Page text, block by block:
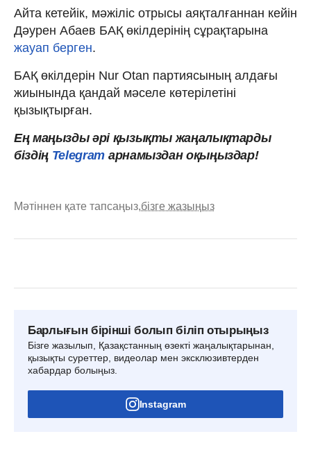
Айта кетейік, мәжіліс отрысы аяқталғаннан кейін
Дәурен Абаев БАҚ өкілдерінің сұрақтарына
жауап берген.
БАҚ өкілдерін Nur Otan партиясының алдағы
жиынында қандай мәселе көтерілетіні
қызықтырған.
Ең маңызды әрі қызықты жаңалықтарды
біздің Telegram арнамыздан оқыңыздар!
Мәтіннен қате тапсаңыз,бізге жазыңыз
Барлығын бірінші болып біліп отырыңыз
Бізге жазылып, Қазақстанның өзекті жаңалықтарынан,
қызықты суреттер, видеолар мен эксклюзивтерден
хабардар болыңыз.
Instagram